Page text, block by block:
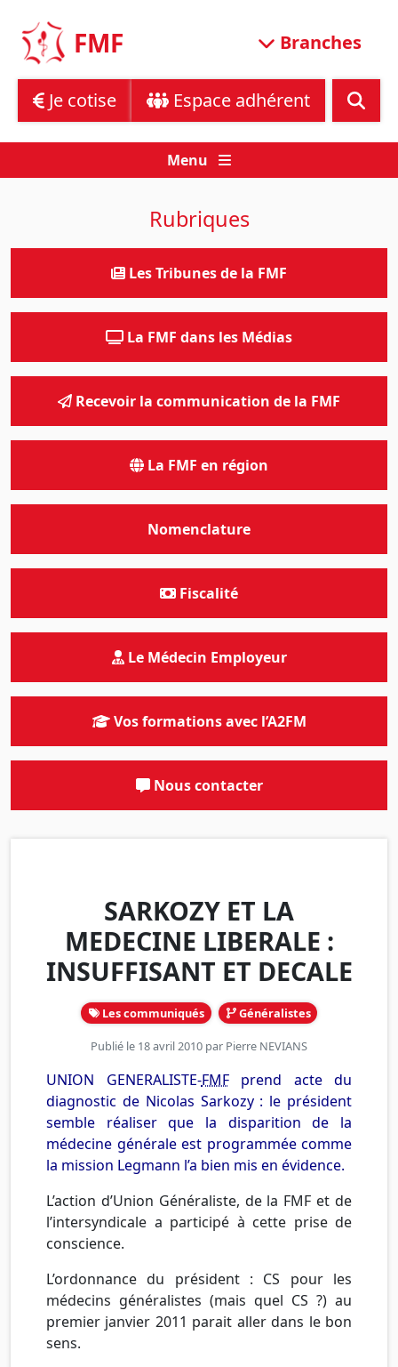
content
FMF Branches
Je cotise Espace adhérent
Menu
SARKOZY ET LA
MEDECINE LIBERALE :
INSUFFISANT ET DECALE
Les communiqués Généralistes
Publié le 18 avril 2010 par Pierre NEVIANS
UNION GENERALISTE-FMFprend acte du
diagnostic de Nicolas Sarkozy : le président
semble réaliser que la disparition de la
médecine générale est programmée comme
la mission Legmann l’a bien mis en évidence.
L’action d’Union Généraliste, de la FMF et de
l’intersyndicale a participé à cette prise de
conscience.
L’ordonnance du président : CS pour les
médecins généralistes (mais quel CS ?) au
premier janvier 2011 parait aller dans le bon
sens.
Rubriques
Les Tribunes de la FMF
La FMF dans les Médias
Recevoir la communication de la FMF
La FMF en région
Nomenclature
Fiscalité
Le Médecin Employeur
Vos formations avec l’A2FM
Nous contacter